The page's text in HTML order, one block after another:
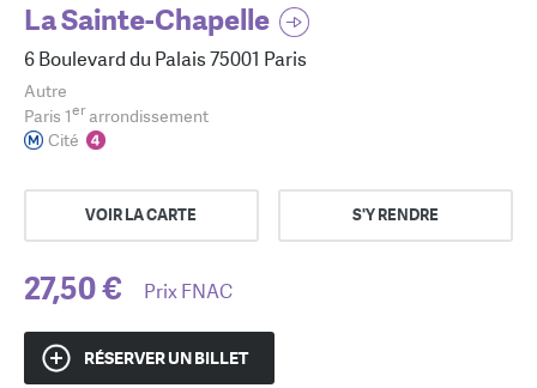
La Sainte-Chapelle
6 Boulevard du Palais 75001 Paris
Autre
Paris 1erarrondissement
Cité
VOIR LA CARTE S'Y RENDRE
27,50 € Prix FNAC
RÉSERVER UN BILLET